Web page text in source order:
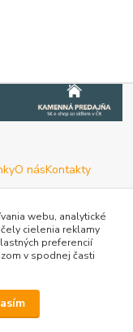
O násKontakty
(8 - 16 hod)
Tovar.sk - porovnanie
Reklamácia
webu, analytické
cielenia reklamy
preferencií
v spodnej časti